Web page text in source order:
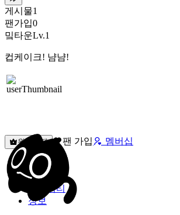
게시물1
팬가입0
밐타운Lv.1
컵케이크! 냠냠!
원픽선택 팬 가입 멤버십
밐타운
피드
커뮤니티
정보